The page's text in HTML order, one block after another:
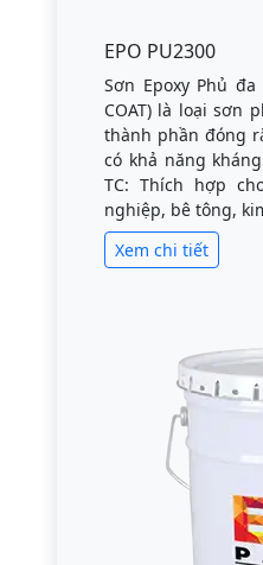
EPO PU2300
Sơn Epoxy Phủ đa
COAT) là loại sơn
thành phần đóng
có khả năng
TC: Thích hợp
nghiệp, bê tông,
Xem chi tiết